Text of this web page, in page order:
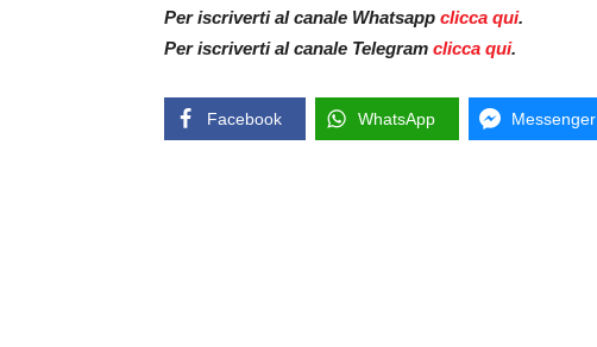
Per iscriverti al canale Whatsapp clicca qui.
Per iscriverti al canale Telegram clicca qui.
Facebook WhatsApp Messenger